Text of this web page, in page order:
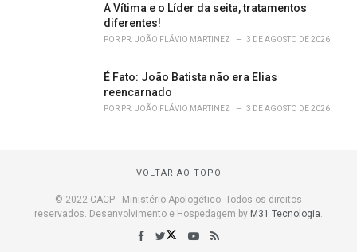
A Vítima e o Líder da seita, tratamentos
diferentes!
POR PR. JOÃO FLÁVIO MARTINEZ 3 DE AGOSTO DE 2026
É Fato: João Batista não era Elias
reencarnado
POR PR. JOÃO FLÁVIO MARTINEZ 3 DE AGOSTO DE 2026
VOLTAR AO TOPO
© 2022 CACP - Ministério Apologético. Todos os direitos
reservados. Desenvolvimento e Hospedagem by M31 Tecnologia.